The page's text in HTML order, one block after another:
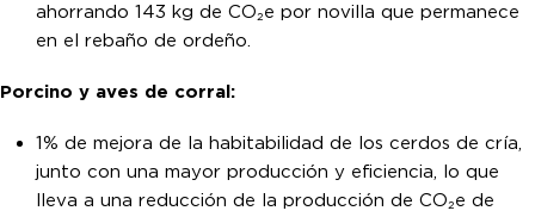
ahorrando 143 kg de CO₂e por novilla que permanece
en el rebaño de ordeño.
Porcino y aves de corral:
1% de mejora de la habitabilidad de los cerdos de cría,
junto con una mayor producción y eficiencia, lo que
lleva a una reducción de la producción de CO₂e de